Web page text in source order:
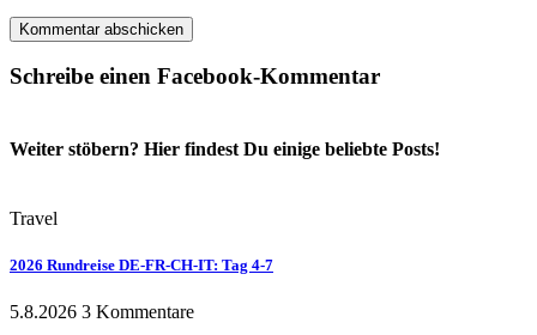
Schreibe einen Facebook-Kommentar
Weiter stöbern? Hier findest Du einige beliebte Posts!
Travel
2026 Rundreise DE-FR-CH-IT: Tag 4-7
5.8.2026 3 Kommentare